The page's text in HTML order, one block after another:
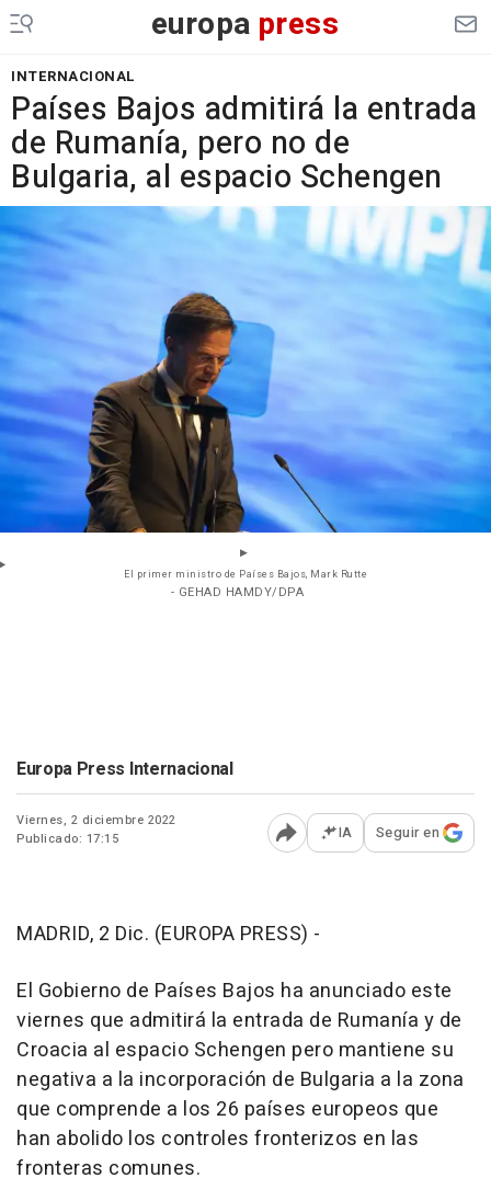
europa press
INTERNACIONAL
Países Bajos admitirá la entrada
de Rumanía, pero no de
Bulgaria, al espacio Schengen
El primer ministro de Países Bajos, Mark Rutte
- GEHAD HAMDY/DPA
Europa Press Internacional
Viernes, 2 diciembre 2022
Publicado: 17:15
Abrir opciones para
IA Seguir en
MADRID, 2 Dic. (EUROPA PRESS) -
El Gobierno de Países Bajos ha anunciado este
viernes que admitirá la entrada de Rumanía y de
Croacia al espacio Schengen pero mantiene su
negativa a la incorporación de Bulgaria a la zona
que comprende a los 26 países europeos que
han abolido los controles fronterizos en las
fronteras comunes.